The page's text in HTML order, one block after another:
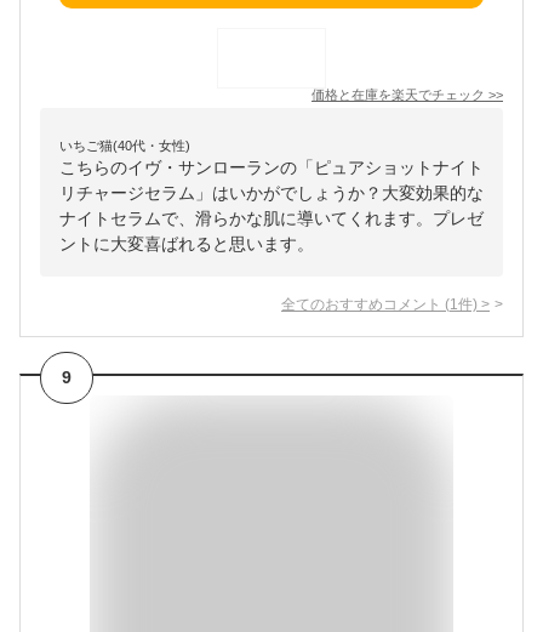
価格と在庫を楽天でチェック >>
いちご猫(40代・女性)
こちらのイヴ・サンローランの「ピュアショットナイト
リチャージセラム」はいかがでしょうか？大変効果的な
ナイトセラムで、滑らかな肌に導いてくれます。プレゼ
ントに大変喜ばれると思います。
全てのおすすめコメント (1 件) >
9